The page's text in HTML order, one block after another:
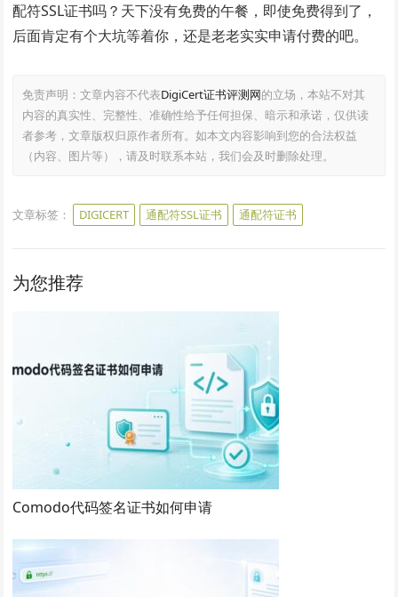
配符SSL证书吗？天下没有免费的午餐，即使免费得到了，
后面肯定有个大坑等着你，还是老老实实申请付费的吧。
免责声明：文章内容不代表DigiCert证书评测网的立场，本站不对其
内容的真实性、完整性、准确性给予任何担保、暗示和承诺，仅供读
者参考，文章版权归原作者所有。如本文内容影响到您的合法权益
（内容、图片等），请及时联系本站，我们会及时删除处理。
文章标签： DIGICERT 通配符SSL证书 通配符证书
为您推荐
Comodo代码签名证书如何申请